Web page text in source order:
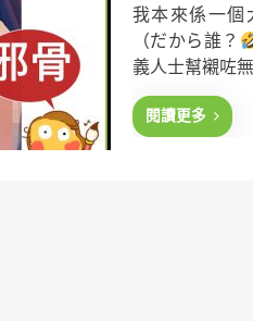
s
t
e
d
n
我本來係一個
（だから誰？
義人士幫襯咗
閱讀更多